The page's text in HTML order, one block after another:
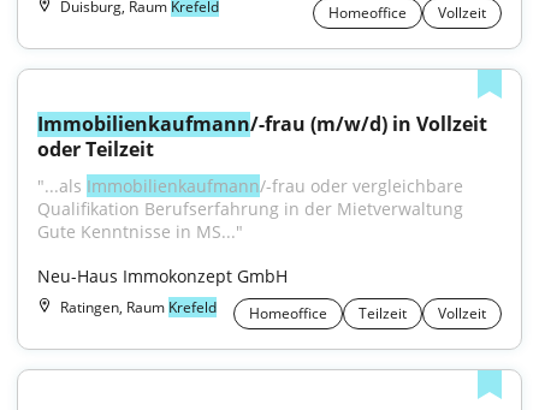
Duisburg, Raum Krefeld Homeoffice Vollzeit
Immobilienkaufmann/-frau (m/w/d) in Vollzeit
oder Teilzeit
"...als Immobilienkaufmann/-frau oder vergleichbare
Qualifikation Berufserfahrung in der Mietverwaltung
Gute Kenntnisse in MS..."
Neu-Haus Immokonzept GmbH
Ratingen, Raum Krefeld Homeoffice Teilzeit Vollzeit